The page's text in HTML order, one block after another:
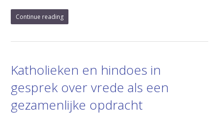
Continue reading
Katholieken en hindoes in
gesprek over vrede als een
gezamenlijke opdracht